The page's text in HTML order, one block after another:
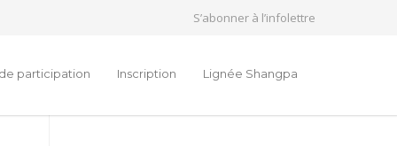
S’abonner à l’infolettre
participation Inscription Lignée Shangpa